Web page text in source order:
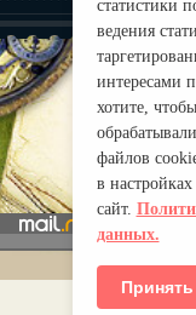
О нас
статистики
ведения
интересами
хотите,
файлов
в
сайт.
данных.
Принять